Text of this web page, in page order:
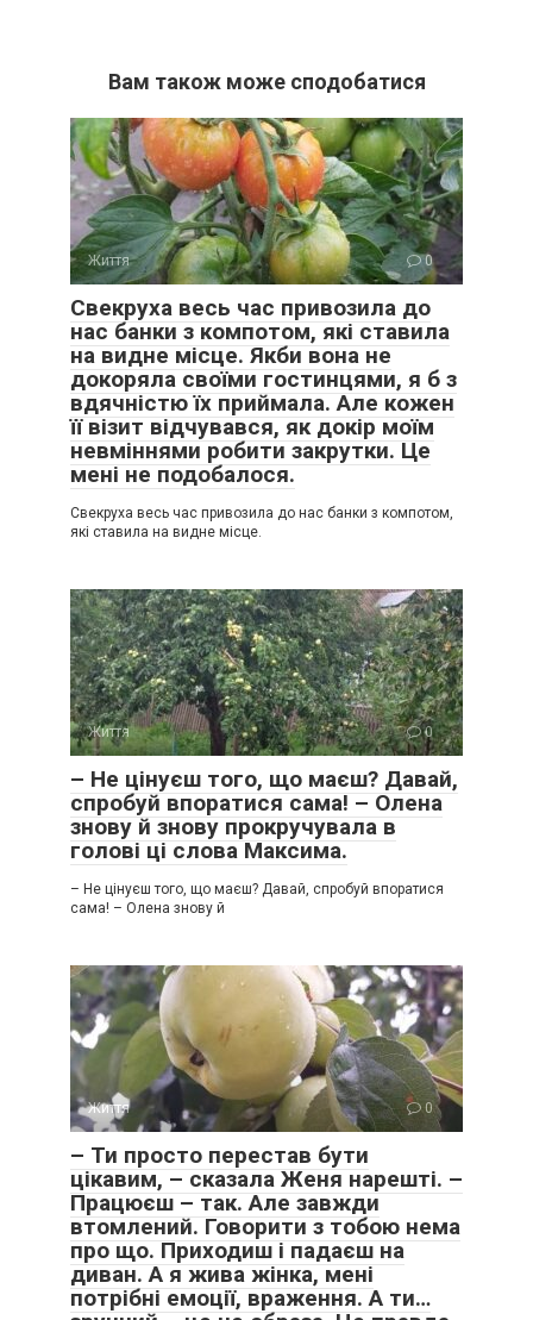
Вам також може сподобатися
Життя 0
Свекруха весь час привозила до
нас банки з компотом, які ставила
на видне місце. Якби вона не
докоряла своїми гостинцями, я б з
вдячністю їх приймала. Але кожен
її візит відчувався, як докір моїм
невміннями робити закрутки. Це
мені не подобалося.
Свекруха весь час привозила до нас банки з компотом,
які ставила на видне місце.
Життя 0
– Не цінуєш того, що маєш? Давай,
спробуй впоратися сама! – Олена
знову й знову прокручувала в
голові ці слова Максима.
– Не цінуєш того, що маєш? Давай, спробуй впоратися
сама! – Олена знову й
Життя 0
– Ти просто перестав бути
цікавим, – сказала Женя нарешті. –
Працюєш – так. Але завжди
втомлений. Говорити з тобою нема
про що. Приходиш і падаєш на
диван. А я жива жінка, мені
потрібні емоції, враження. А ти…